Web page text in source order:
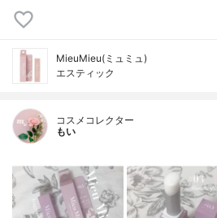
MieuMieu(ミュミュ)
エスティック
コスメコレクター
もい